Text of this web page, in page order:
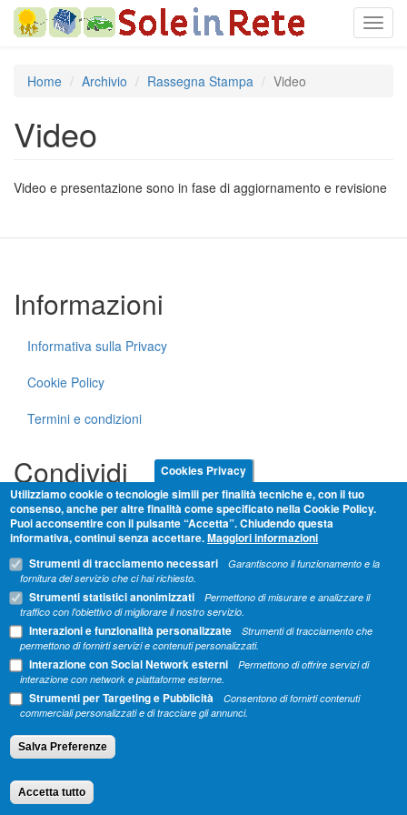
Salta
Home Archivio Rassegna Stampa Video
Video
Video e presentazione sono in fase di aggiornamento e revisione
Informazioni
Informativa sulla Privacy
Cookie Policy
Termini e condizioni
Condividi
Energo Job Società Cooperativa -Vicolo Ponte Molino 11 -
35137 Padova - P.IVA 04587660269
Cookies Privacy
Utilizziamo cookie o tecnologie simili per finalità tecniche e, con il tuo
consenso, anche per altre finalità come specificato nella Cookie Policy.
Puoi acconsentire con il pulsante “Accetta”. Chiudendo questa
informativa, continui senza accettare.Maggiori informazioni
Strumenti di tracciamento necessari
Garantiscono il funzionamento e la
fornitura del servizio che ci hai richiesto.
Strumenti statistici anonimizzati
Permettono di misurare e analizzare il
traffico con l'obiettivo di migliorare il nostro servizio.
Interazioni e funzionalità personalizzate
Strumenti di tracciamento che
permettono di fornirti servizi e contenuti personalizzati.
Interazione con Social Network esterni
Permettono di offrire servizi di
interazione con network e piattaforme esterne.
Strumenti per Targeting e Pubblicità
Consentono di fornirti contenuti
commerciali personalizzati e di tracciare gli annunci.
Salva Preferenze
Accetta tutto